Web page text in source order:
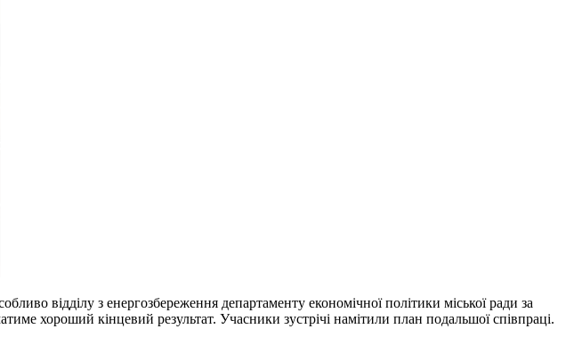
відділу з енергозбереження департаменту економічної політики міської ради за
хороший кінцевий результат. Учасники зустрічі намітили план подальшої співпраці.